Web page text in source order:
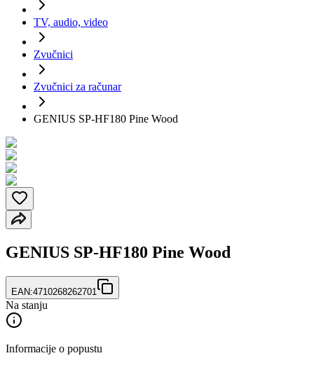
TV, audio, video
Zvučnici
Zvučnici za računar
GENIUS SP-HF180 Pine Wood
GENIUS SP-HF180 Pine Wood
EAN:4710268262701
Na stanju
Informacije o popustu